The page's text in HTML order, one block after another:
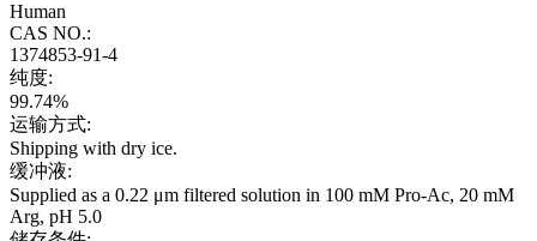
Human
CAS NO.:
1374853-91-4
纯度:
99.74%
运输方式:
Shipping with dry ice.
缓冲液:
Supplied as a 0.22 μm filtered solution in 100 mM Pro-Ac, 20 mM
Arg, pH 5.0